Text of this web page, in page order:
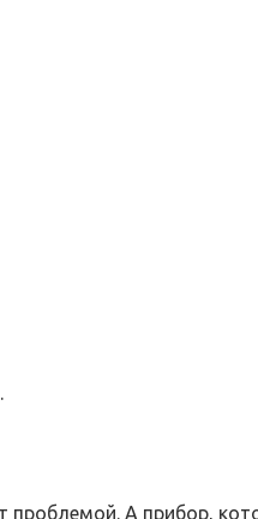
проблемой. А прибор,